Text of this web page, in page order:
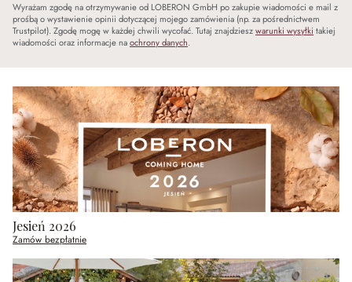
Wyrażam zgodę na otrzymywanie od LOBERON GmbH po zakupie wiadomości e mail z
prośbą o wystawienie opinii dotyczącej mojego zamówienia (np. za pośrednictwem
Trustpilot). Zgodę mogę w każdej chwili wycofać. Tutaj znajdzieszwarunki wysyłki takiej
wiadomości oraz informacje naochrony danych.
Jesień 2026
Zamów bezpłatnie